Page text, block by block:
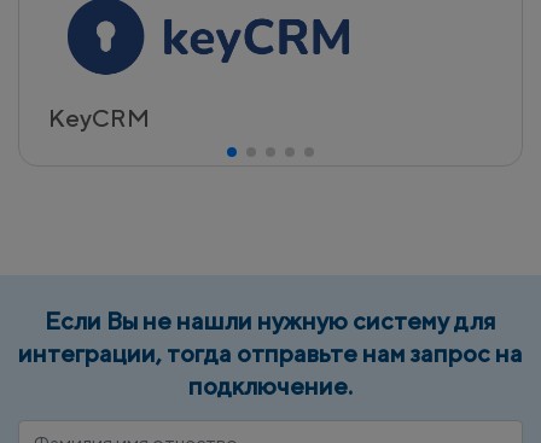
KeyCRM
Если Вы не нашли нужную систему для
интеграции, тогда отправьте нам запрос на
подключение.